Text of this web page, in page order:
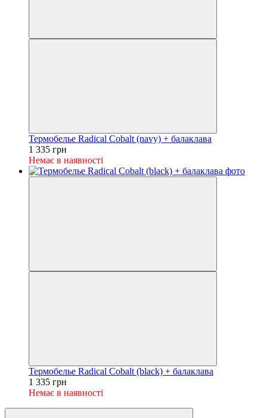
Термобелье Radical Cobalt (navy) + балаклава
1 335 грн
Немає в наявності
Термобелье Radical Cobalt (black) + балаклава
1 335 грн
Немає в наявності